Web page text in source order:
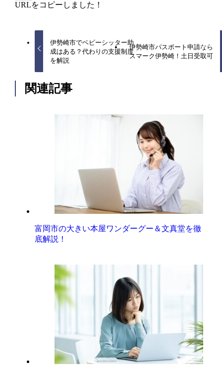
URLをコピーしました！
伊勢崎市でベビーシッター助
成はある？代わりの支援制度
を解説
伊勢崎市パスポート申請なら
スマーク伊勢崎！土日受取可
関連記事
富岡市の大きい本屋ワンダーグー＆文真堂を徹
底解説！